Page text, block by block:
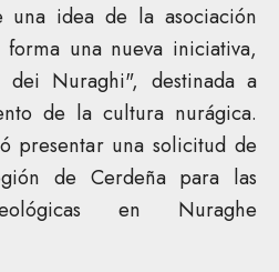
idea de la asociación
una nueva iniciativa,
dei Nuraghi", destinada a
de la cultura nurágica.
presentar una solicitud de
de Cerdeña para las
en Nuraghe